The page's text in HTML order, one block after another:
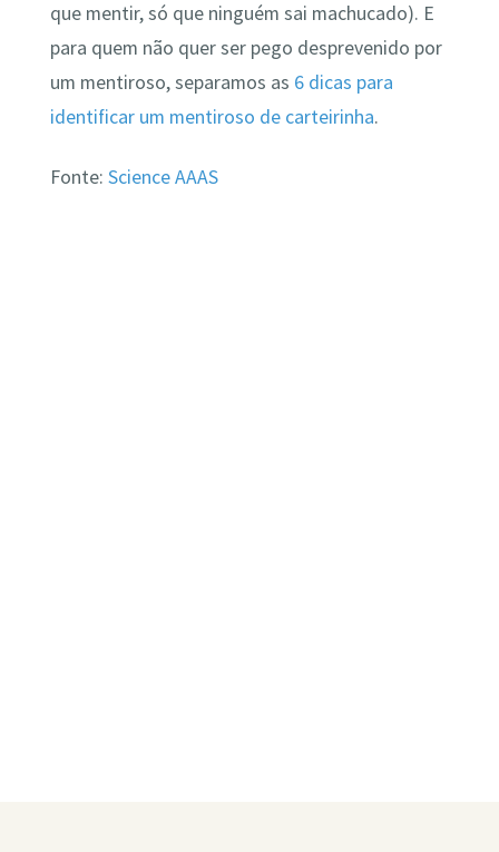
que mentir, só que ninguém sai machucado). E
para quem não quer ser pego desprevenido por
um mentiroso, separamos as 6 dicas para
identificar um mentiroso de carteirinha.
Fonte: Science AAAS